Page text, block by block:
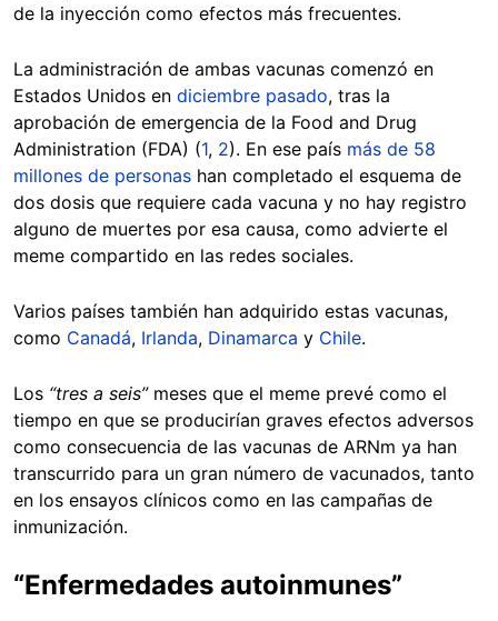
de la inyección como efectos más frecuentes.
La administración de ambas vacunas comenzó en
Estados Unidos en diciembre pasado, tras la
aprobación de emergencia de la Food and Drug
Administration (FDA) (1, 2). En ese país más de 58
millones de personas han completado el esquema de
dos dosis que requiere cada vacuna y no hay registro
alguno de muertes por esa causa, como advierte el
meme compartido en las redes sociales.
Varios países también han adquirido estas vacunas,
como Canadá, Irlanda, Dinamarca y Chile.
Los “tres a seis” meses que el meme prevé como el
tiempo en que se producirían graves efectos adversos
como consecuencia de las vacunas de ARNm ya han
transcurrido para un gran número de vacunados, tanto
en los ensayos clínicos como en las campañas de
inmunización.
“Enfermedades autoinmunes”